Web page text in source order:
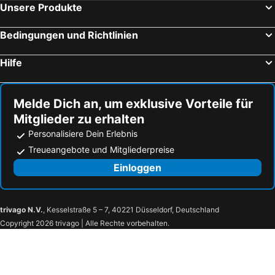
Hafen von Igoumenitsa
Aristoteles Platz
Kala Nera
Strand von Ouranoupolis
Kanali
Afytos
Lagomandra
Neos Marmaras
Strand von Olympiada
Porto Carras Grand Resort Golf Club
Arillas Beach
Agios Ioannis
Mount Olympus
Bar restaurant Prionia
Hiking at Mount Olympus
Olymp
Municipal Park Litochorou
Traditional Settlement of Skotina
Skotina
Traditional Settlement of Palaios Panteleimonas
Unsere Produkte
Bedingungen und Richtlinien
Hilfe
Melde Dich an, um exklusive Vorteile für
Mitglieder zu erhalten
Personalisiere Dein Erlebnis
Treueangebote und Mitgliederpreise
Einloggen
trivago N.V., Kesselstraße 5 – 7, 40221 Düsseldorf, Deutschland
Copyright 2026 trivago | Alle Rechte vorbehalten.